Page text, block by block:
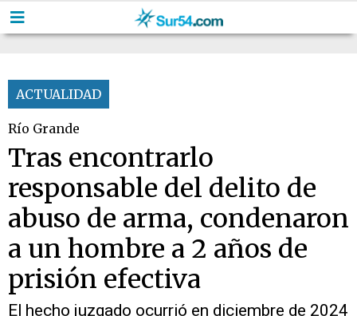
ACTUALIDAD
Río Grande
Tras encontrarlo
responsable del delito de
abuso de arma, condenaron
a un hombre a 2 años de
prisión efectiva
El hecho juzgado ocurrió en diciembre de 2024